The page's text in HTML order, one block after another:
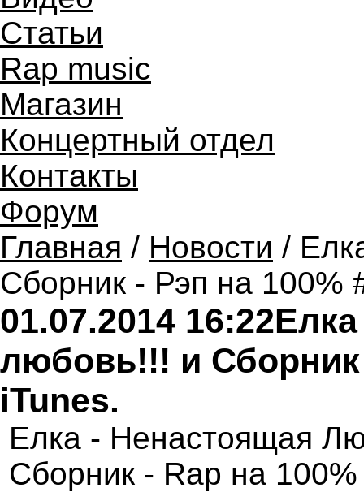
Статьи
Rap music
Магазин
Концертный отдел
Контакты
Форум
Главная / Новости /
Сборник - Рэп на 100%
01.07.2014 16:22
любовь!!! и Сборник
iTunes.
Елка -
Сборник - Rap на 100%